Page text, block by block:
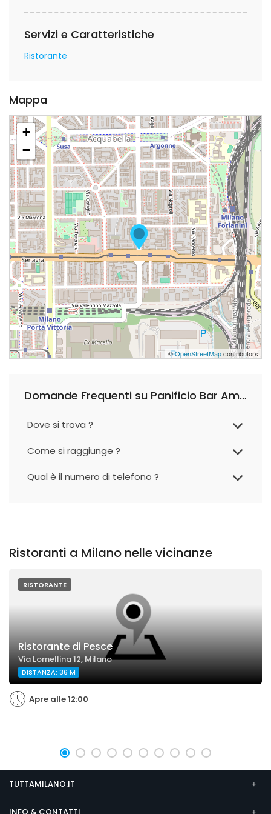
Servizi e Caratteristiche
Ristorante
Mappa
+
−
©OpenStreetMapcontributors
Domande Frequenti su Panificio Bar Amore
Dove si trova ?
Come si raggiunge ?
Qual è il numero di telefono ?
Ristoranti a Milano nelle vicinanze
RISTORANTE
Ristorante di Pesce
Via Lomellina 12, Milano
DISTANZA: 36 M
Apre alle 12:00
TUTTAMILANO.IT